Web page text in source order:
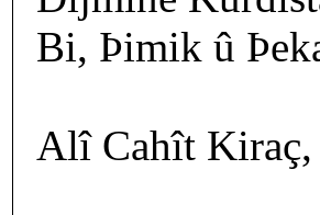
Bi, Þimik û
Alî Cahît Kiraç,